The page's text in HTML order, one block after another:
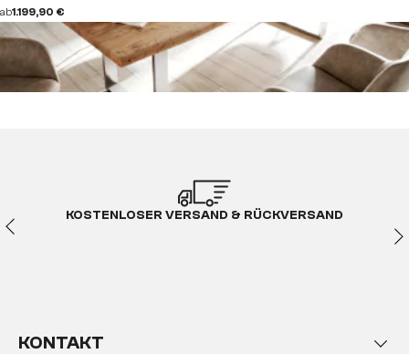
ab1.199,90 €
KOSTENLOSER VERSAND & RÜCKVERSAND
KONTAKT